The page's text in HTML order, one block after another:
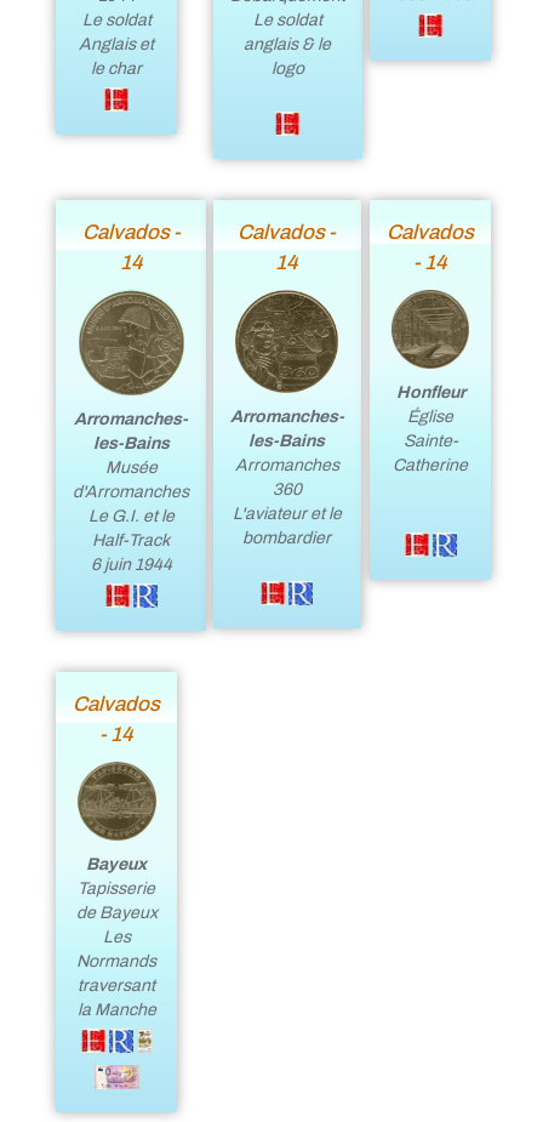
Le soldat
Anglais et
le char
Le soldat
anglais & le
logo
Calvados -
14
Arromanches-
les-Bains
Musée
d'Arromanches
Le G.I. et le
Half-Track
6 juin 1944
Calvados -
14
Arromanches-
les-Bains
Arromanches
360
L'aviateur et le
bombardier
Calvados
- 14
Honfleur
Église
Sainte-
Catherine
Calvados
- 14
Bayeux
Tapisserie
de Bayeux
Les
Normands
traversant
la Manche